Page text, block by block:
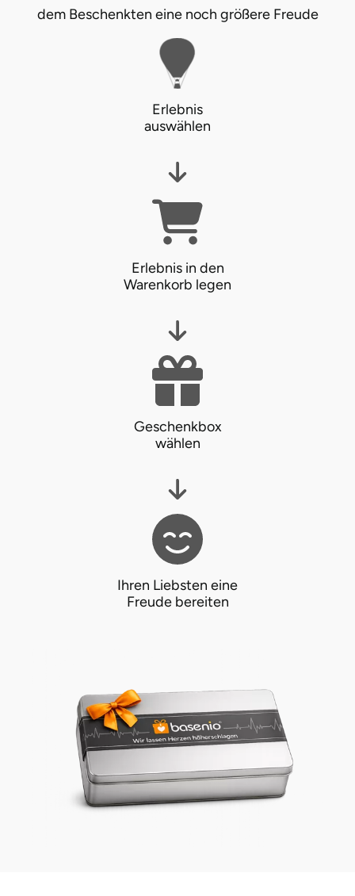
dem Beschenkten eine noch größere Freude
Erlebnis
auswählen
Erlebnis in den
Warenkorb legen
Geschenkbox
wählen
Ihren Liebsten eine
Freude bereiten
Ostholstein
Saarbrücken